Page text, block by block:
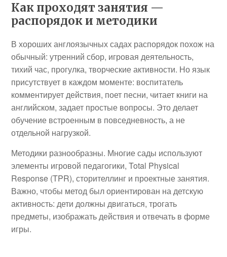
Как проходят занятия —
распорядок и методики
В хороших англоязычных садах распорядок похож на
обычный: утренний сбор, игровая деятельность,
тихий час, прогулка, творческие активности. Но язык
присутствует в каждом моменте: воспитатель
комментирует действия, поет песни, читает книги на
английском, задает простые вопросы. Это делает
обучение встроенным в повседневность, а не
отдельной нагрузкой.
Методики разнообразны. Многие сады используют
элементы игровой педагогики, Total Physical
Response (TPR), сторителлинг и проектные занятия.
Важно, чтобы метод был ориентирован на детскую
активность: дети должны двигаться, трогать
предметы, изображать действия и отвечать в форме
игры.